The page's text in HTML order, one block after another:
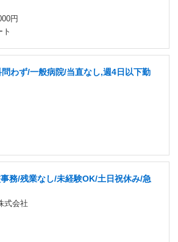
円
ト
問わず/一般病院/当直なし,週4日以下勤
務/残業なし/未経験OK/土日祝休み/急
式会社